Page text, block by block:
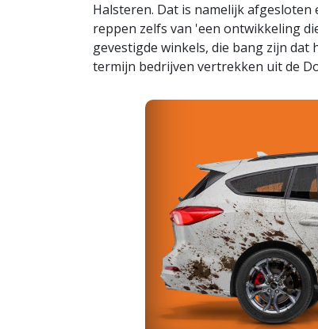
Halsteren. Dat is namelijk
reppen zelfs van 'een ontwikkeling
gevestigde winkels, die bang zijn
termijn bedrijven vertrekken uit de